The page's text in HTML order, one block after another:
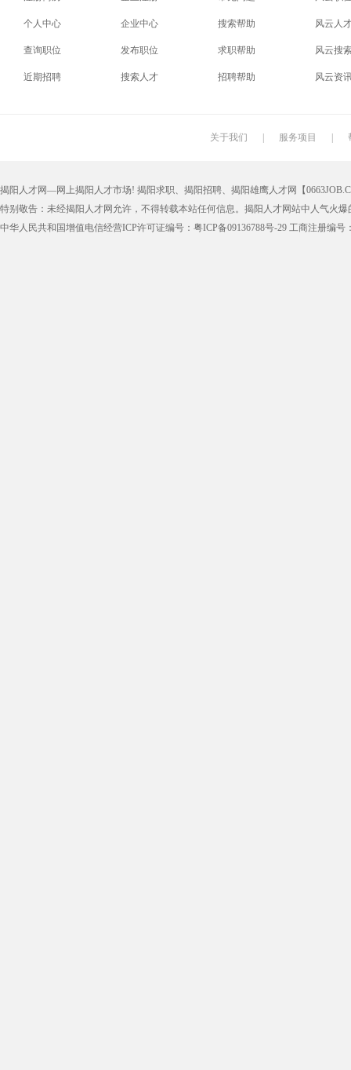
个人中心
查询职位
近期招聘
企业中心
发布职位
搜索人才
搜索帮助
求职帮助
招聘帮助
风云人
风云搜
风云资
关于我们 服务项目
揭阳人才网—网上揭阳人才市场! 揭阳求职、揭阳招聘、揭阳雄鹰人才网【
特别敬告：未经揭阳人才网允许，不得转载本站任何信息。揭阳人才网站中人气火
中华人民共和国增值电信经营ICP许可证编号：粤ICP备09136788号-29 工商注册编号